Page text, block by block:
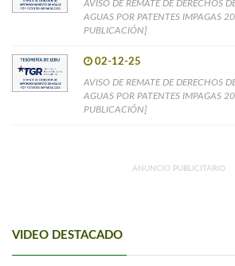
AVISO DE REMATE DE DERECHOS
AGUAS POR PATENTES IMPAGAS
PUBLICACIÓN]
02-12-25
AVISO DE REMATE DE DERECHOS
AGUAS POR PATENTES IMPAGAS
PUBLICACIÓN]
ANUNCIO PUBLICITARIO
VIDEO DESTACADO